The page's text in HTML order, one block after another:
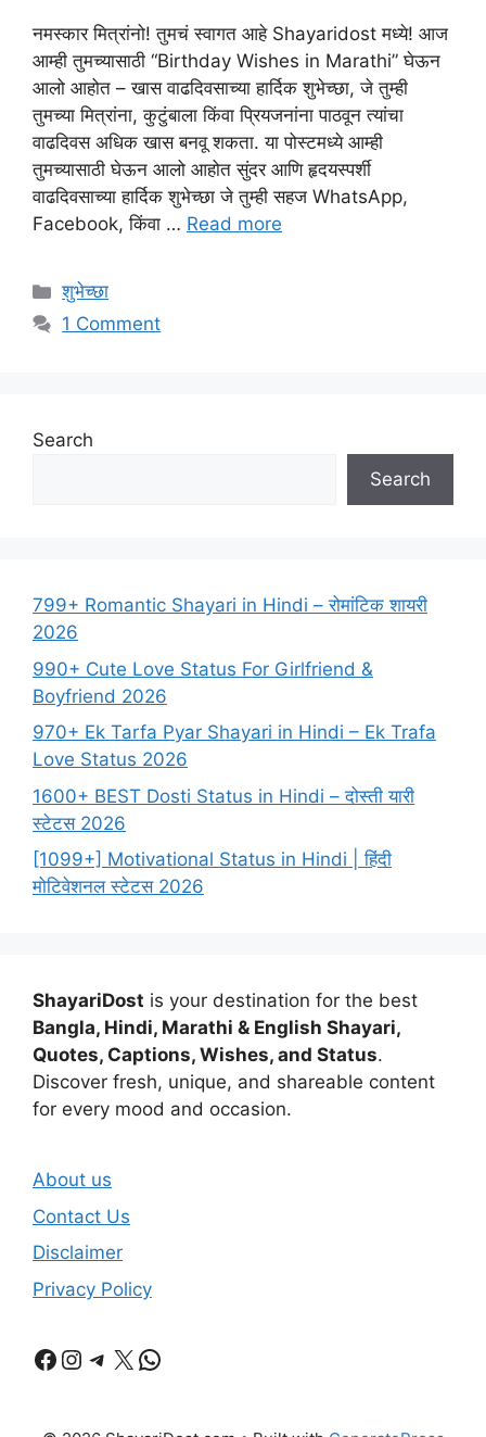
नमस्कार मित्रांनो! तुमचं स्वागत आहे Shayaridost मध्ये! आज
आम्ही तुमच्यासाठी “Birthday Wishes in Marathi” घेऊन
आलो आहोत – खास वाढदिवसाच्या हार्दिक शुभेच्छा, जे तुम्ही
तुमच्या मित्रांना, कुटुंबाला किंवा प्रियजनांना पाठवून त्यांचा
वाढदिवस अधिक खास बनवू शकता. या पोस्टमध्ये आम्ही
तुमच्यासाठी घेऊन आलो आहोत सुंदर आणि हृदयस्पर्शी
वाढदिवसाच्या हार्दिक शुभेच्छा जे तुम्ही सहज WhatsApp,
Facebook, किंवा … Read more
Categories
शुभेच्छा
1 Comment
Search
Search
799+ Romantic Shayari in Hindi – रोमांटिक शायरी
2026
990+ Cute Love Status For Girlfriend &
Boyfriend 2026
970+ Ek Tarfa Pyar Shayari in Hindi – Ek Trafa
Love Status 2026
1600+ BEST Dosti Status in Hindi – दोस्ती यारी
स्टेटस 2026
[1099+] Motivational Status in Hindi | हिंदी
मोटिवेशनल स्टेटस 2026
ShayariDost is your destination for the best
Bangla, Hindi, Marathi & English Shayari,
Quotes, Captions, Wishes, and Status.
Discover fresh, unique, and shareable content
for every mood and occasion.
About us
Contact Us
Disclaimer
Privacy Policy
Facebook
Instagram
Telegram
X WhatsApp